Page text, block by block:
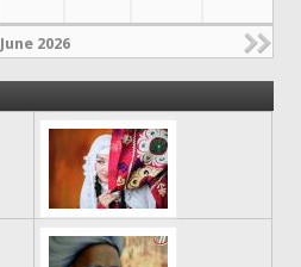
June 2026